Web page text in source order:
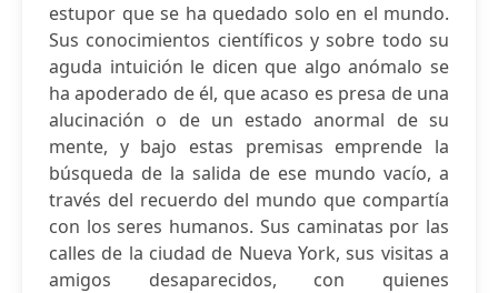
estupor que se ha quedado solo en el mundo.
Sus conocimientos científicos y sobre todo su
aguda intuición le dicen que algo anómalo se
ha apoderado de él, que acaso es presa de una
alucinación o de un estado anormal de su
mente, y bajo estas premisas emprende la
búsqueda de la salida de ese mundo vacío, a
través del recuerdo del mundo que compartía
con los seres humanos. Sus caminatas por las
calles de la ciudad de Nueva York, sus visitas a
amigos desaparecidos, con quienes